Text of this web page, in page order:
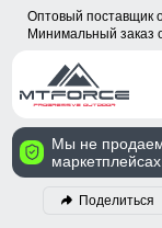
Оптовый поставщик
Минимальный заказ
Мы не
маркетплейсах.
Поделиться